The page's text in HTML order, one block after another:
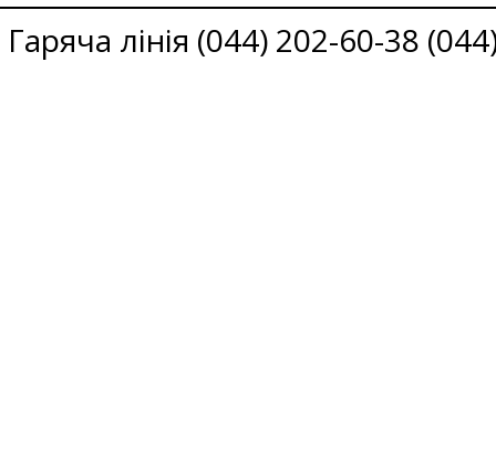
Гаряча лінія (044) 202-60-38